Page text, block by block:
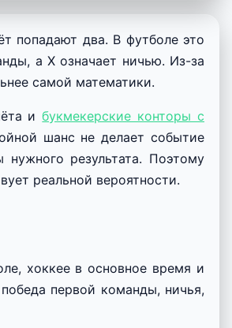
попадают два. В футболе это
а X означает ничью. Из-за
самой математики.
ибукмекерские конторы с
шанс не делает событие
результата. Поэтому
реальной вероятности.
хоккее в основное время и
первой команды, ничья,